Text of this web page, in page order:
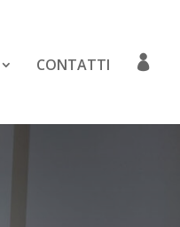
CONTATTI